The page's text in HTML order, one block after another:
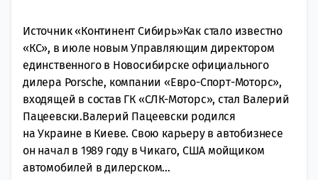
Источник «Континент Сибирь»Как стало известно
«КС», в июле новым Управляющим директором
единственного в Новосибирске официального
дилера Porsche, компании «Евро-Спорт-Моторс»,
входящей в состав ГК «СЛК-Моторс», стал Валерий
Пацеевски.Валерий Пацеевски родился
на Украине в Киеве. Свою карьеру в автобизнесе
он начал в 1989 году в Чикаго, CША мойщиком
автомобилей в дилерском...